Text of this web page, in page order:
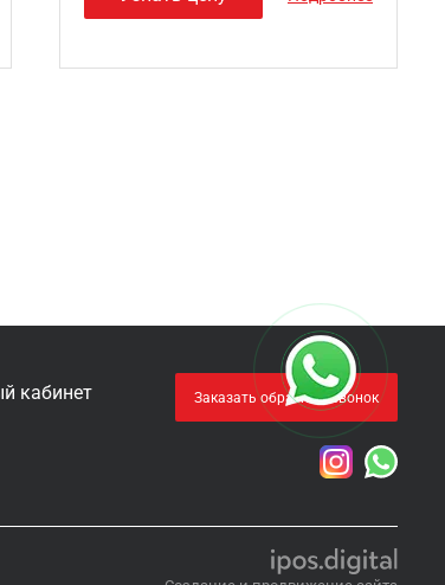
кабинет Заказать обратный звонок